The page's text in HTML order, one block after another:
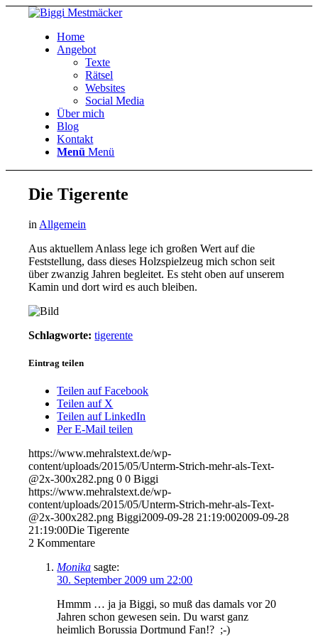
Home
Angebot
Texte
Rätsel
Websites
Social Media
Über mich
Blog
Kontakt
Menü Menü
Die Tigerente
in Allgemein
Aus aktuellem Anlass lege ich großen Wert auf die
Feststellung, dass dieses Holzspielzeug mich schon seit
über zwanzig Jahren begleitet. Es steht oben auf unserem
Kamin und dort wird es auch bleiben.
Schlagworte: tigerente
Eintrag teilen
Teilen auf Facebook
Teilen auf X
Teilen auf LinkedIn
Per E-Mail teilen
https://www.mehralstext.de/wp-
content/uploads/2015/05/Unterm-Strich-mehr-als-Text-
@2x-300x282.png 0 0 Biggi
https://www.mehralstext.de/wp-
content/uploads/2015/05/Unterm-Strich-mehr-als-Text-
@2x-300x282.png Biggi2009-09-28 21:19:002009-09-28
21:19:00Die Tigerente
2 Kommentare
Monika sagte:
30. September 2009 um 22:00
Hmmm … ja ja Biggi, so muß das damals vor 20
Jahren schon gewesen sein. Du warst ganz
heimlich Borussia Dortmund Fan!? ;-)